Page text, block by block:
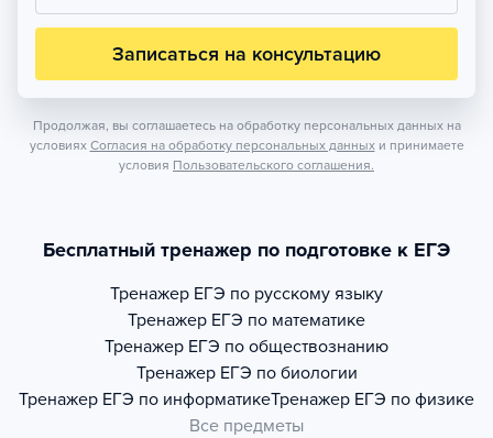
Записаться на консультацию
Продолжая, вы соглашаетесь на обработку персональных данных на
условиях Согласия на обработку персональных данных и принимаете
условия Пользовательского соглашения.
Бесплатный тренажер по подготовке к ЕГЭ
Тренажер ЕГЭ по русскому языку
Тренажер ЕГЭ по математике
Тренажер ЕГЭ по обществознанию
Тренажер ЕГЭ по биологии
Тренажер ЕГЭ по информатикеТренажер ЕГЭ по физике
Все предметы